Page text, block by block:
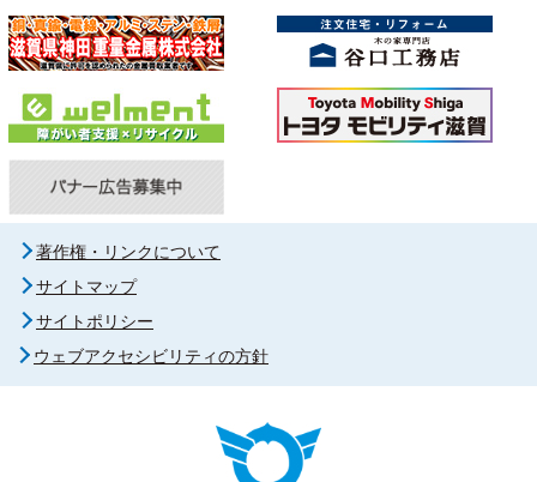
著作権・リンクについて
サイトマップ
サイトポリシー
ウェブアクセシビリティの方針